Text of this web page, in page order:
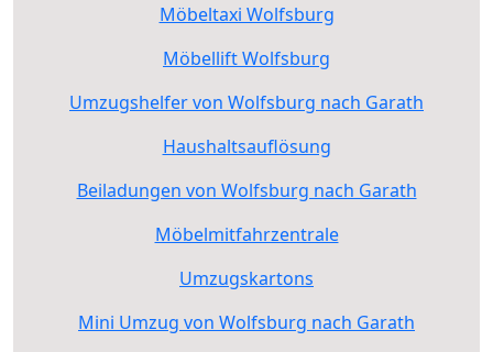
Möbeltaxi Wolfsburg
Möbellift Wolfsburg
Umzugshelfer von Wolfsburg nach Garath
Haushaltsauflösung
Beiladungen von Wolfsburg nach Garath
Möbelmitfahrzentrale
Umzugskartons
Mini Umzug von Wolfsburg nach Garath